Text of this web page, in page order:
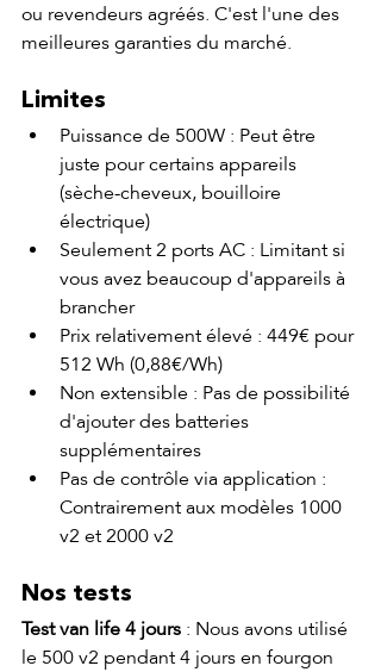
ou revendeurs agréés. C'est l'une des
meilleures garanties du marché.
Limites
Puissance de 500W : Peut être
juste pour certains appareils
(sèche-cheveux, bouilloire
électrique)
Seulement 2 ports AC : Limitant si
vous avez beaucoup d'appareils à
brancher
Prix relativement élevé : 449€ pour
512 Wh (0,88€/Wh)
Non extensible : Pas de possibilité
d'ajouter des batteries
supplémentaires
Pas de contrôle via application :
Contrairement aux modèles 1000
v2 et 2000 v2
Nos tests
Test van life 4 jours : Nous avons utilisé
le 500 v2 pendant 4 jours en fourgon